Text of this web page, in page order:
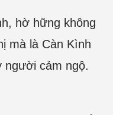
hờ hững không
mà là Càn Kình
người cảm ngộ.